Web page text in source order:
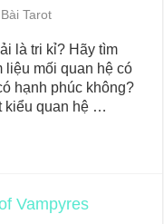
Tarot
là tri kỉ? Hãy tìm
liệu mối quan hệ có
hạnh phúc không?
kiểu quan hệ …
Vampyres